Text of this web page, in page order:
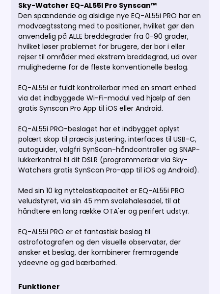
Sky-Watcher EQ-AL55I Pro Synscan™
Den spændende og alsidige nye EQ-AL55i PRO har en
modvægtsstang med to positioner, hvilket gør den
anvendelig på ALLE breddegrader fra 0-90 grader,
hvilket løser problemet for brugere, der bor i eller
rejser til områder med ekstrem breddegrad, ud over
mulighederne for de fleste konventionelle beslag.
EQ-AL55i er fuldt kontrollerbar med en smart enhed
via det indbyggede Wi-Fi-modul ved hjælp af den
gratis Synscan Pro App til iOS eller Android.
EQ-AL55i PRO-beslaget har et indbygget oplyst
polært skop til præcis justering, interfaces til USB-C,
autoguider, valgfri SynScan-håndcontroller og SNAP-
lukkerkontrol til dit DSLR (programmerbar via Sky-
Watchers gratis SynScan Pro-app til iOS og Android).
Med sin 10 kg nyttelastkapacitet er EQ-AL55i PRO
veludstyret, via sin 45 mm svalehalesadel, til at
håndtere en lang række OTA'er og perifert udstyr.
EQ-AL55i PRO er et fantastisk beslag til
astrofotografen og den visuelle observatør, der
ønsker et beslag, der kombinerer fremragende
ydeevne og god bærbarhed.
Funktioner